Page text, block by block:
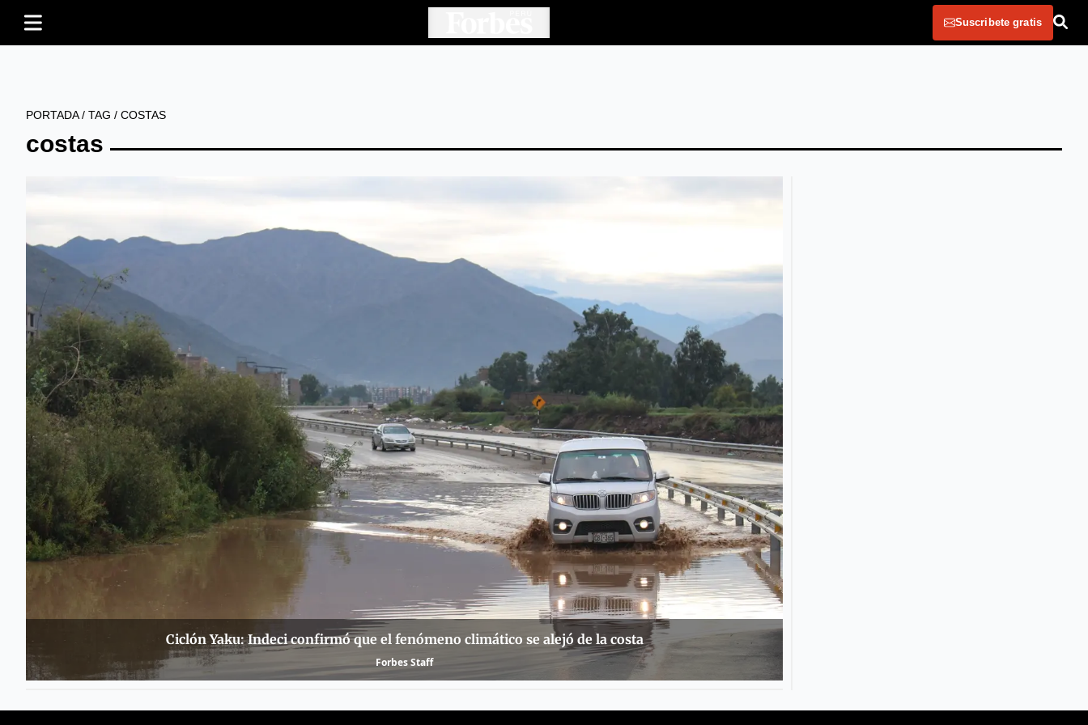
Suscribete gratis
PORTADA/ TAG / COSTAS
costas
Ciclón Yaku: Indeci confirmó que el fenómeno climático se alejó de la costa
Forbes Staff